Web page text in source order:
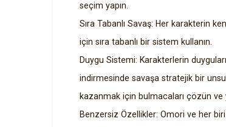
seçim yapın.
Sıra Tabanlı Savaş: Her karakterin
için sıra tabanlı bir sistem kullanın.
Duygu Sistemi: Karakterlerin
indirmesinde savaşa stratejik bir
kazanmak için bulmacaları çözün ve
Benzersiz Özellikler: Omori ve her